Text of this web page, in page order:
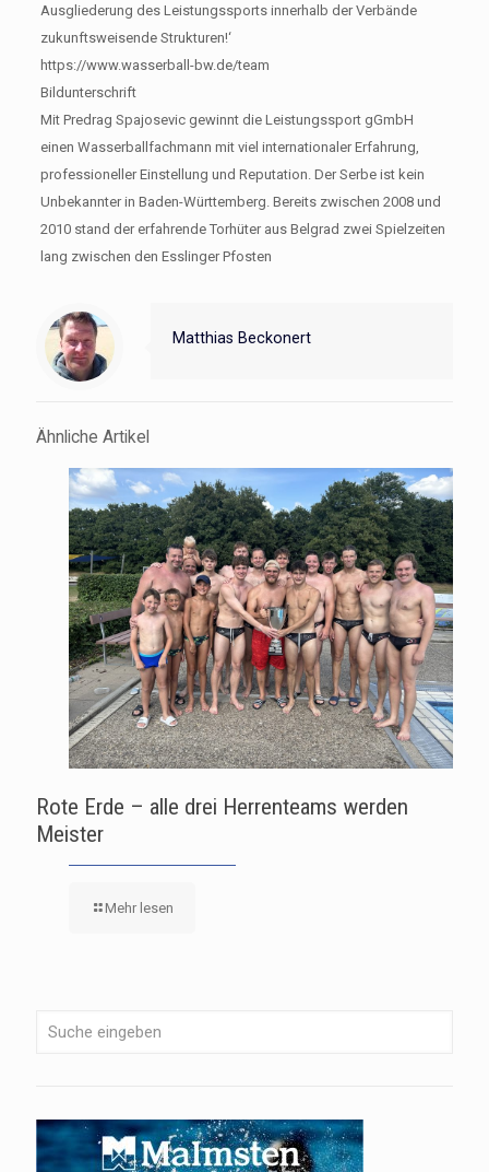
Ausgliederung des Leistungssports innerhalb der Verbände
zukunftsweisende Strukturen!‘
https://www.wasserball-bw.de/team
Bildunterschrift
Mit Predrag Spajosevic gewinnt die Leistungssport gGmbH
einen Wasserballfachmann mit viel internationaler Erfahrung,
professioneller Einstellung und Reputation. Der Serbe ist kein
Unbekannter in Baden-Württemberg. Bereits zwischen 2008 und
2010 stand der erfahrende Torhüter aus Belgrad zwei Spielzeiten
lang zwischen den Esslinger Pfosten
Matthias Beckonert
Ähnliche Artikel
Rote Erde – alle drei Herrenteams werden
Meister
Mehr lesen